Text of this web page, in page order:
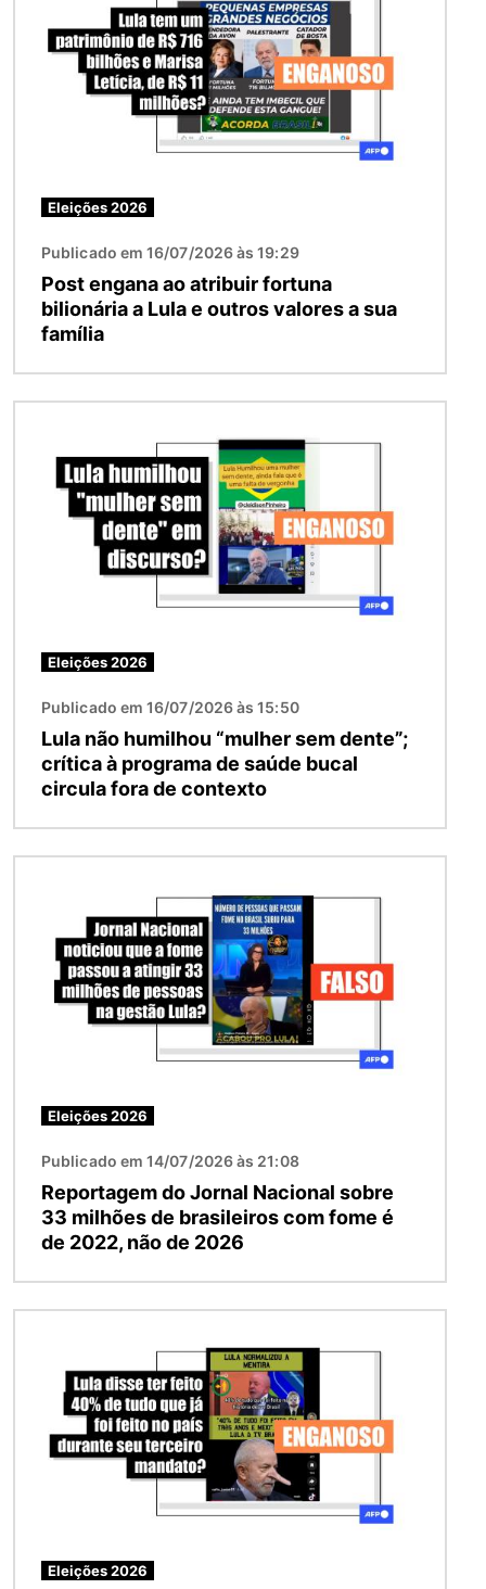
Eleições 2026
Publicado em 16/07/2026 às 19:29
Post engana ao atribuir fortuna
bilionária a Lula e outros valores a sua
família
Eleições 2026
Publicado em 16/07/2026 às 15:50
Lula não humilhou “mulher sem dente”;
crítica à programa de saúde bucal
circula fora de contexto
Eleições 2026
Publicado em 14/07/2026 às 21:08
Reportagem do Jornal Nacional sobre
33 milhões de brasileiros com fome é
de 2022, não de 2026
Eleições 2026